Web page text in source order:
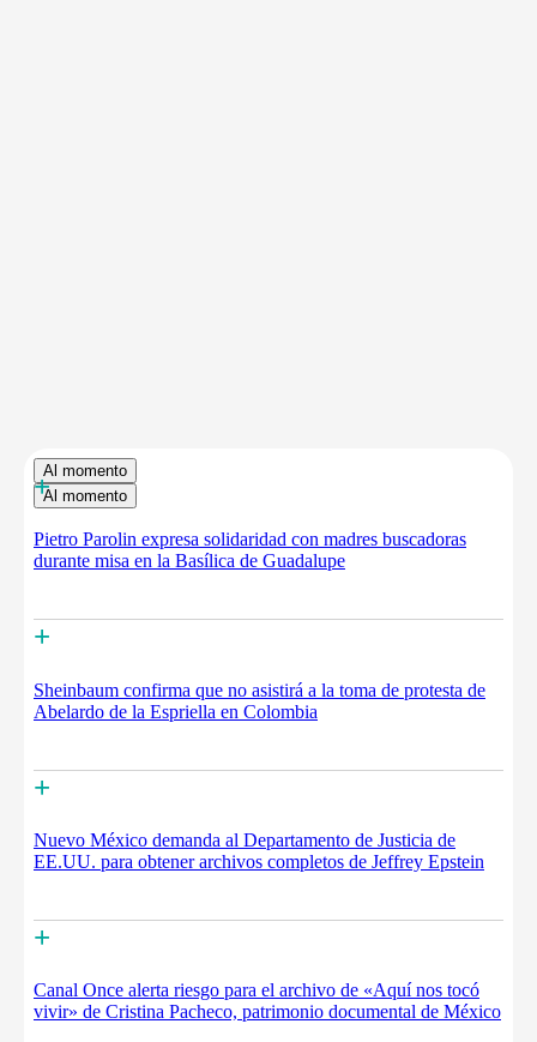
Al momento
Al momento
+
Pietro Parolin expresa solidaridad con madres buscadoras
durante misa en la Basílica de Guadalupe
+
Sheinbaum confirma que no asistirá a la toma de protesta de
Abelardo de la Espriella en Colombia
+
Nuevo México demanda al Departamento de Justicia de
EE.UU. para obtener archivos completos de Jeffrey Epstein
+
Canal Once alerta riesgo para el archivo de «Aquí nos tocó
vivir» de Cristina Pacheco, patrimonio documental de México